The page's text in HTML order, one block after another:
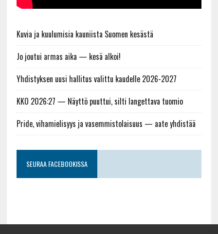
Kuvia ja kuulumisia kauniista Suomen kesästä
Jo joutui armas aika — kesä alkoi!
Yhdistyksen uusi hallitus valittu kaudelle 2026-2027
KKO 2026:27 — Näyttö puuttui, silti langettava tuomio
Pride, vihamielisyys ja vasemmistolaisuus — aate yhdistää
SEURAA FACEBOOKISSA